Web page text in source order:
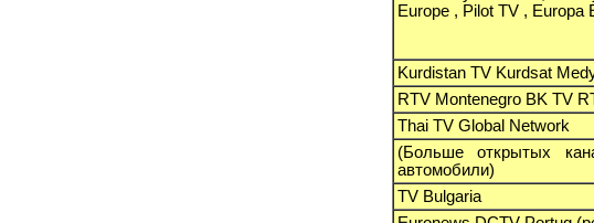
Europe , Pilot TV , Europa
Kurdistan TV Kurdsat
RTV Montenegro BK TV
Thai TV Global Network
(Больше открытых
автомобили)
TV Bulgaria